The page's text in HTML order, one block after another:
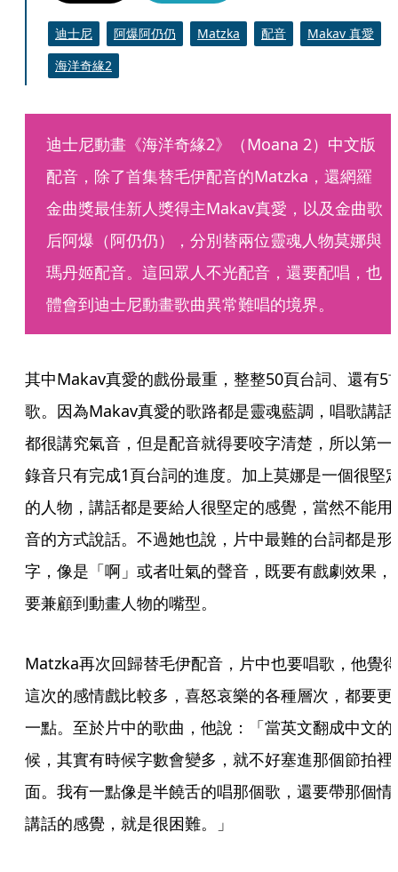
迪士尼 阿爆阿仍仍 Matzka 配音
Makav 真愛
海洋奇緣2
迪士尼動畫《海洋奇緣2》（Moana 2）中文版
配音，除了首集替毛伊配音的Matzka，還網羅
金曲獎最佳新人獎得主Makav真愛，以及金曲歌
后阿爆（阿仍仍），分別替兩位靈魂人物莫娜與
瑪丹姬配音。這回眾人不光配音，還要配唱，也
體會到迪士尼動畫歌曲異常難唱的境界。
其中Makav真愛的戲份最重，整整50頁台詞、還有5
歌。因為Makav真愛的歌路都是靈魂藍調，唱歌講話
都很講究氣音，但是配音就得要咬字清楚，所以第一
錄音只有完成1頁台詞的進度。加上莫娜是一個很堅
的人物，講話都是要給人很堅定的感覺，當然不能用
音的方式說話。不過她也說，片中最難的台詞都是形
字，像是「啊」或者吐氣的聲音，既要有戲劇效果，
要兼顧到動畫人物的嘴型。
Matzka再次回歸替毛伊配音，片中也要唱歌，他覺得
這次的感情戲比較多，喜怒哀樂的各種層次，都要更
一點。至於片中的歌曲，他說：「當英文翻成中文的
候，其實有時候字數會變多，就不好塞進那個節拍裡
面。我有一點像是半饒舌的唱那個歌，還要帶那個情
講話的感覺，就是很困難。」